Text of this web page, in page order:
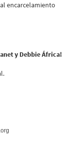
encarcelamiento
y Debbie África!